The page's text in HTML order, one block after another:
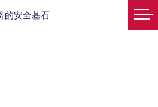
的安全基石